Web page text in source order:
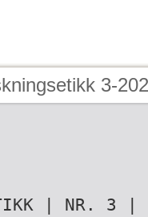
3-
| NR. 3 |